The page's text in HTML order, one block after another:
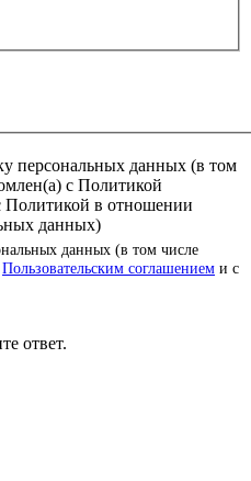
персональных данных (в том
с Политикой
Политикой в отношении
данных)
данных (в том числе
Пользовательским соглашением и с
ответ.